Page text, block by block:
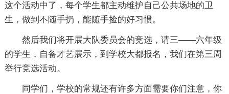
这个活动中了，每个学生都主动维护自己公共场地的卫
生，做到不随手扔，能随手捡的好习惯。
然后我们将开展大队委员会的竞选，请三——六年级
的学生，自备才艺展示，到学校大都报名，我们在第三周
举行竞选活动。
同学们，学校的常规还有许多方面需要你们注意，你